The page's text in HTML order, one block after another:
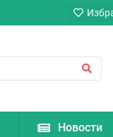
Новости